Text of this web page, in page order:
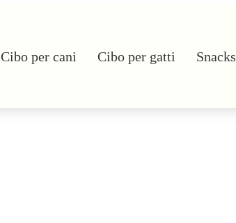
Cibo per cani Cibo per gatti Snacks